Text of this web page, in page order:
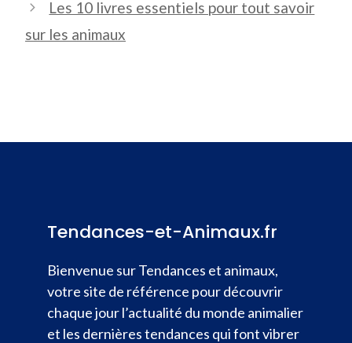
Les 10 livres essentiels pour tout savoir
sur les animaux
Tendances-et-Animaux.fr
Bienvenue sur Tendances et animaux,
votre site de référence pour découvrir
chaque jour l’actualité du monde animalier
et les dernières tendances qui font vibrer